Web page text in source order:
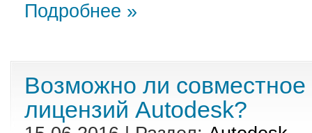
Подробнее »
Возможно ли совместное
лицензий Autodesk?